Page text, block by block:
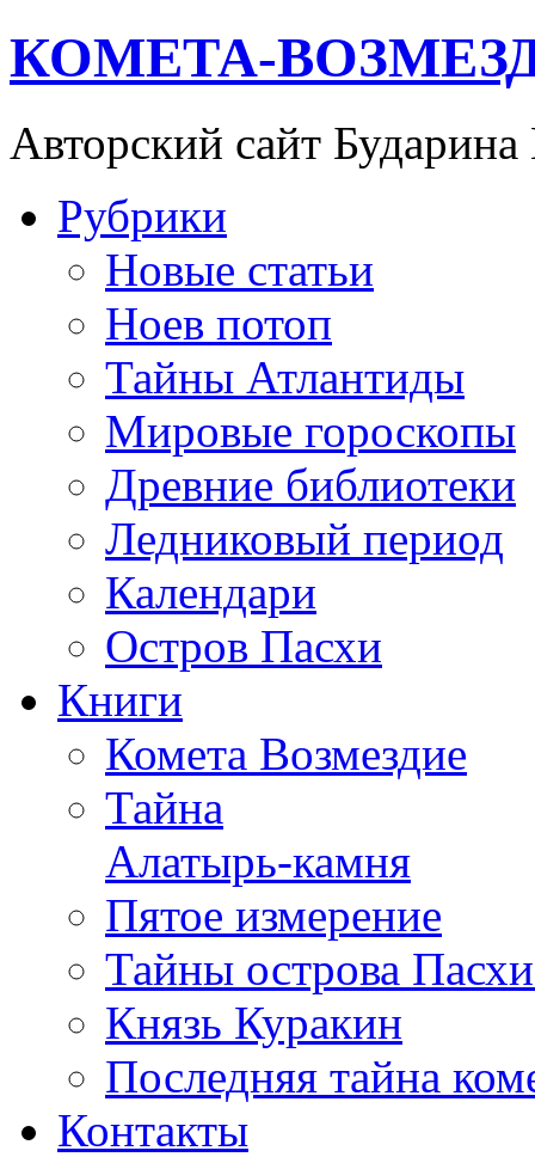
КОМЕТА-
Авторский сайт
Рубрики
Новые статьи
Ноев потоп
Тайны Атлантиды
Мировые гороскопы
Древние библиотеки
Ледниковый период
Календари
Остров Пасхи
Книги
Комета Возмездие
Тайна
Алатырь-камня
Пятое измерение
Тайны острова
Князь Куракин
Последняя тайна
Контакты